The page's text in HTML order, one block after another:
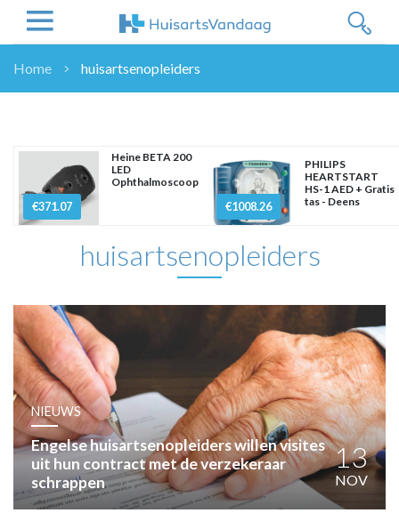
OVERHEID
WETENSCHAP
ZORGVERZEKERAARS
NASCHOLINGEN
ENQUÊTES
LHV
OPINIE
HUISARTSENPOST
PRAKTIJKZAKEN
TARIEVEN
VPHUISARTSEN
MEDISCHE VAKHANDEL
Home huisartsenopleiders
€371.07
Heine BETA 200
LED
Ophthalmoscoop
€1008.26
PHILIPS
HEARTSTART
HS-1 AED + Gratis
tas - Deens
huisartsenopleiders
NIEUWS
Engelse huisartsenopleiders willen visites
uit hun contract met de verzekeraar
schrappen
13
NOV